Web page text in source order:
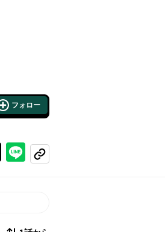
フォロー
Xで投稿するラインでシェアする
コピーする